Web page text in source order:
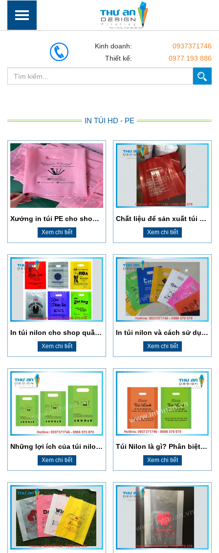
Kinh doanh:
0937371746
Thiết kế:
0977 193 886
IN TÚI HD - PE
Xưởng in túi PE cho shop quần áo tại Hà Nội
Xem chi tiết
Chất liệu để sản xuất túi nilon là gì? Địa chỉ in túi nilon giá rẻ tại Hà Nội
Xem chi tiết
In túi nilon cho shop quần áo giá rẻ tại Thanh Xuân
Xem chi tiết
In túi nilon và cách sử dụng thông thái
Xem chi tiết
Những lợi ích của túi nilon | Địa chỉ in túi ni lông giá rẻ tại Hà Nội
Xem chi tiết
Túi Nilon là gì? Phân biệt các loại túi nilon trên thị trường hiện nay
Xem chi tiết